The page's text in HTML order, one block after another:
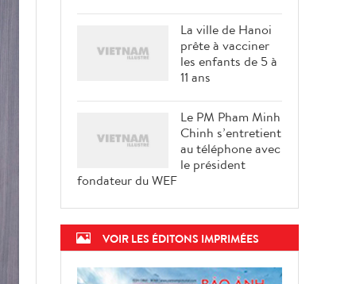
La ville de Hanoi
prête à vacciner
les enfants de 5 à
11 ans
Le PM Pham Minh
Chinh s’entretient
au téléphone avec
le président
fondateur du WEF
VOIR LES ÉDITONS IMPRIMÉES